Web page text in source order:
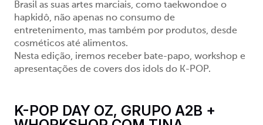
Brasil as suas artes marciais, como taekwondoe o
hapkidô, não apenas no consumo de
entretenimento, mas também por produtos, desde
cosméticos até alimentos.
Nesta edição, iremos receber bate-papo, workshop e
apresentações de covers dos idols do K-POP.
K-POP DAY OZ, GRUPO A2B +